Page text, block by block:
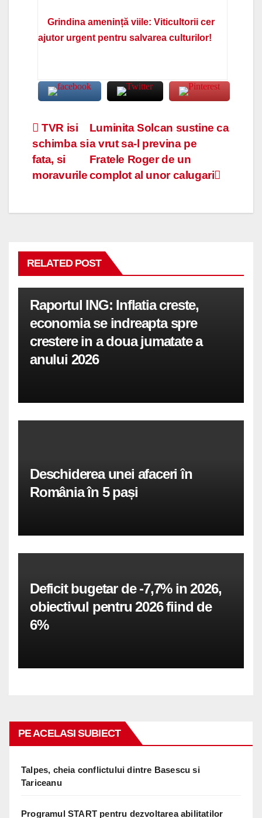
Grindina amenință viile: Viticultorii cer
ajutor urgent pentru salvarea culturilor!
Navigare
în
articole
Luminita Solcan sustine ca
a vrut sa-l previna pe
Fratele Roger de un
complot al unor calugari
TVR isi
schimba si
fata, si
moravurile
RELATED POST
Raportul ING: Inflatia creste,
economia se indreapta spre
crestere in a doua jumatate a
anului 2026
Deschiderea unei afaceri în
România în 5 pași
Deficit bugetar de -7,7% in 2026,
obiectivul pentru 2026 fiind de
6%
PE ACELASI SUBIECT
Talpes, cheia conflictului dintre Basescu si
Tariceanu
Programul START pentru dezvoltarea abilitatilor